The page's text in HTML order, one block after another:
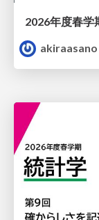
akiraasano